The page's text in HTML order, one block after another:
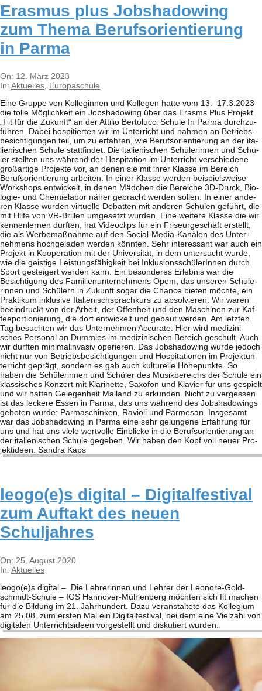
Eras­mus plus Job­sha­dowing
zum Thema Berufs­ori­en­tie­rung
in Parma
2023-
03-
On: 12. März 2023
In: Aktuelles Europaschule
Eine Gruppe von Kol­le­gin­nen und Kol­le­gen hatte vom 13.–17.3.2023
die tolle Mög­lich­keit ein Job­sha­dowing über das Erasms Plus Pro­jekt
„Fit für die Zukunft“ an der Atti­lio Ber­to­lucci Schule In Parma durch­zu­
füh­ren. Dabei hos­pi­tier­ten wir im Unter­richt und nah­men an Betriebs­
be­sich­ti­gun­gen teil, um zu erfah­ren, wie Berufs­ori­en­tie­rung an der ita­
lie­ni­schen Schule statt­fin­det. Die ita­lie­ni­schen Schü­le­rin­nen und Schü­
ler stell­ten uns wäh­rend der Hos­pi­ta­tion im Unter­richt ver­schie­dene
groß­ar­tige Pro­jekte vor, an denen sie mit ihrer Klasse im Bereich
Berufs­ori­en­tie­rung arbei­ten. In einer Klasse wer­den bei­spiels­weise
Work­shops ent­wi­ckelt, in denen Mäd­chen die Berei­che 3D-Druck, Bio­­­
lo­­gie- und Che­mie­la­bor näher gebracht wer­den sol­len. In einer ande­
ren Klasse wur­den vir­tu­elle Debat­ten mit ande­ren Schu­len geführt, die
mit Hilfe von VR-Bril­­len umge­setzt wur­den. Eine wei­tere Klasse die wir
ken­nen­ler­nen durf­ten, hat Video­clips für ein Fri­seur­ge­schäft erstellt,
die als Wer­be­maß­nahme auf den Social-Media-Kanä­­len des Unter­
neh­mens hoch­ge­la­den wer­den könn­ten. Sehr inter­es­sant war auch ein
Pro­jekt in Koope­ra­tion mit der Uni­ver­si­tät, in dem unter­sucht wurde,
wie die geis­tige Leis­tungs­fä­hig­keit bei Inklu­si­ons­schü­le­rIn­nen durch
Sport gestei­gert wer­den kann. Ein beson­de­res Erleb­nis war die
Besich­ti­gung des Fami­li­en­un­ter­neh­mens Opem, das unse­ren Schü­le­
rin­nen und Schü­lern in Zukunft sogar die Chance bie­ten möchte, ein
Prak­ti­kum inklu­sive Ita­lie­nisch­sprach­kurs zu absol­vie­ren. Wir waren
beein­druckt von der Arbeit, der Offen­heit und den Maschi­nen zur Kaf­
fee­por­tio­nie­rung, die dort ent­wi­ckelt und gebaut wer­den. Am letz­ten
Tag besuch­ten wir das Unter­neh­men Accu­rate. Hier wird medi­zi­ni­
sches Per­so­nal an Dum­mies im medi­zi­ni­schen Bereich geschult. Auch
wir durf­ten mini­mal­in­va­siv ope­rie­ren. Das Job­sha­dowing wurde jedoch
nicht nur von Betriebs­be­sich­ti­gun­gen und Hos­pi­ta­tio­nen im Pro­jekt­un­
ter­richt geprägt, son­dern es gab auch kul­tu­relle Höhe­punkte. So
haben die Schü­le­rin­nen und Schü­ler des Musik­be­reichs der Schule ein
klas­si­sches Kon­zert mit Kla­ri­nette, Saxo­fon und Kla­vier für uns gespielt
und wir hat­ten Gele­gen­heit Mai­land zu erkun­den. Nicht zu ver­ges­sen
ist das leckere Essen in Parma, das uns wäh­rend des Job­sha­dowings
gebo­ten wurde: Par­ma­schin­ken, Ravioli und Par­me­san. Ins­ge­samt
war das Job­sha­dowing in Parma eine sehr gelun­gene Erfah­rung für
uns und hat uns viele wert­volle Ein­bli­cke in die Berufs­ori­en­tie­rung an
der ita­lie­ni­schen Schule gege­ben. Wir haben den Kopf voll neuer Pro­
jekt­ideen. San­dra Kaps
leogo(e)s digi­tal – Digi­tal­fes­ti­val
zum Auf­takt des neuen
Schuljahres
2020-
08-
On: 25. August 2020
In: Aktuelles
leogo(e)s digi­tal – Die Leh­re­rin­nen und Leh­rer der Leo­­nore-Gol­d­­
schmidt-Schule – IGS Han­­no­­ver-Müh­­len­­berg möch­ten sich fit machen
für die Bil­dung im 21. Jahr­hun­dert. Dazu ver­an­stal­tete das Kol­le­gium
am 25.08. zum ers­ten Mal ein Digi­tal­fes­ti­val, bei dem eine Viel­zahl von
digi­ta­len Unter­richts­ideen vor­ge­stellt und dis­ku­tiert wur­den.